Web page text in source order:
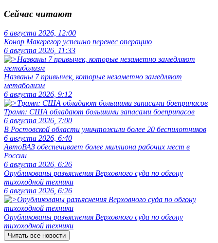
Сейчас читают
6 августа 2026, 12:00
Конор Макгрегор успешно перенес операцию
6 августа 2026, 11:33
Названы 7 привычек, которые незаметно замедляют
метаболизм
6 августа 2026, 9:12
Трамп: США обладают большими запасами боеприпасов
6 августа 2026, 7:00
В Ростовской области уничтожили более 20 беспилотников
6 августа 2026, 6:40
АвтоВАЗ обеспечивает более миллиона рабочих мест в
России
6 августа 2026, 6:26
Опубликованы разъяснения Верховного суда по обгону
тихоходной техники
6 августа 2026, 6:26
Опубликованы разъяснения Верховного суда по обгону
тихоходной техники
Читать все новости